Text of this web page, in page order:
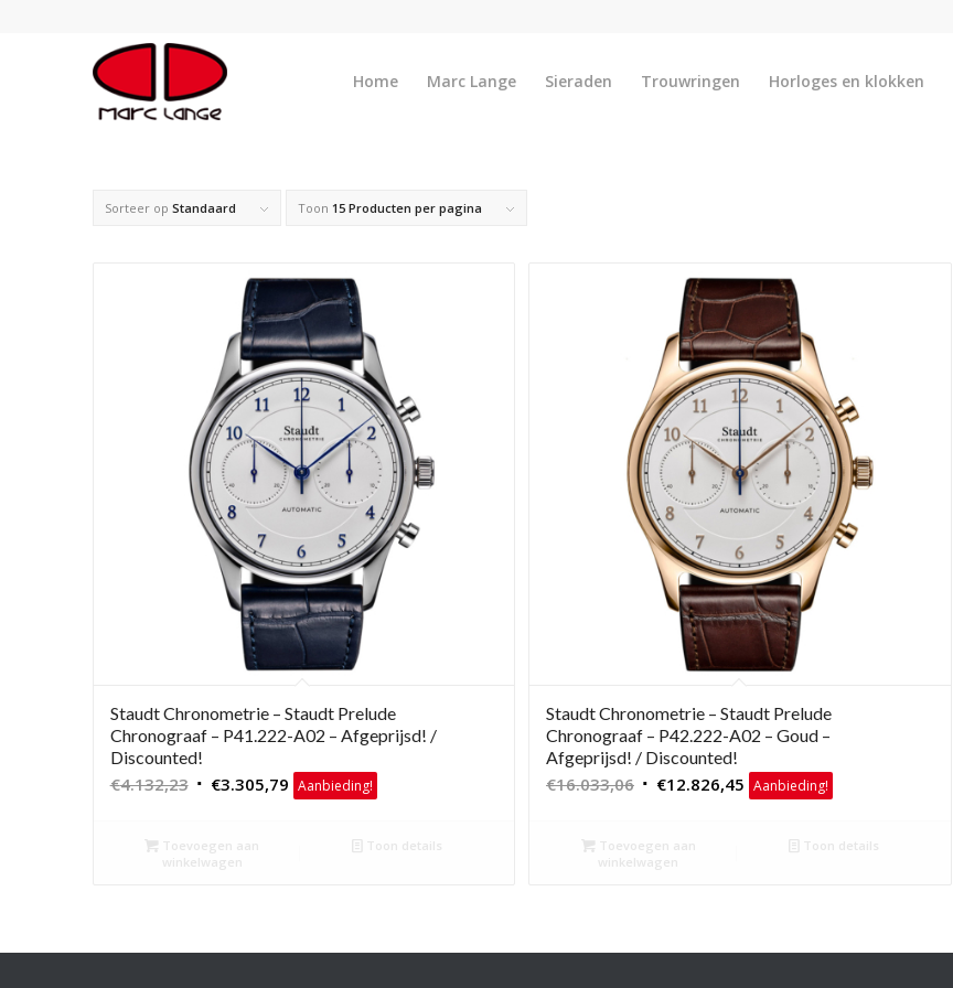
Home Marc Lange Sieraden Trouwringen Horloges en klokken
Sorteer op Standaard Toon 15 Producten per pagina
Staudt Chronometrie – Staudt Prelude
Chronograaf – P41.222-A02 – Afgeprijsd! /
Discounted!
€4.132,23 Oorspronkelijke
€4.132,23.
€3.305,79Huidige
prijs
€3.305,79.
Aanbieding!
Toevoegen aan
winkelwagen
Toon details
Staudt Chronometrie – Staudt Prelude
Chronograaf – P42.222-A02 – Goud –
Afgeprijsd! / Discounted!
€16.033,06 Oorspronkelijke
€16.033,06.
€12.826,45Huidige
prijs
€12.826,45.
Aanbieding!
Toevoegen aan
winkelwagen
Toon details